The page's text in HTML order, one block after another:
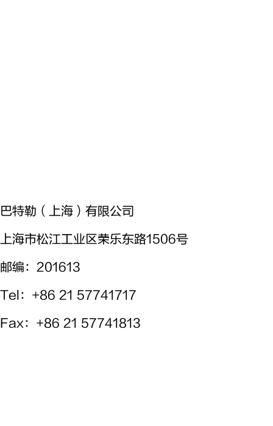
巴特勒（上海）有限公司
上海市松江工业区荣乐东路1506号
邮编：201613
Tel ：+86 21 57741717
Fax：+86 21 57741813